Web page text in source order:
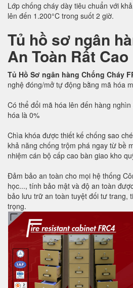
Lớp chống cháy dày tiêu chuẩn với
lên đến 1.200°C trong suốt 2 giờ.
Tủ hồ sơ ngân
An Toàn Rất Cao
Tủ Hồ Sơ ngân hàng Chống Cháy
nghệ đóng/mở tự động bằng mã hóa
Có thể đổi mã hóa lên đến hàng
hóa là 0%
Chìa khóa được thiết kế chống sao
khả năng chống trộm phá ngay từ bề
nhiệm cán bộ cấp cao bàn giao kho
Đảm bảo an toàn cho mọi hệ thống
học..., tính bảo mật và độ an toàn
bảo lưu trữ an toàn tuyệt đối tư trang,
trọng.